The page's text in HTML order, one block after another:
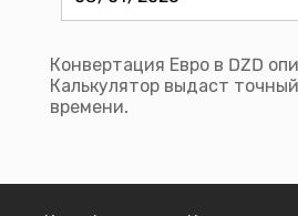
Конвертация Евро в DZD
Калькулятор выдаст
времени.